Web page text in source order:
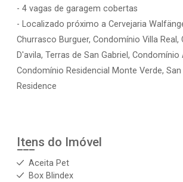
- 4 vagas de garagem cobertas
- Localizado próximo a Cervejaria
Churrasco Burguer, Condomínio Villa Real,
D'avila, Terras de San Gabriel, Condomínio
Condomínio Residencial Monte Verde,
Residence
Itens do Imóvel
Aceita Pet
Box Blindex